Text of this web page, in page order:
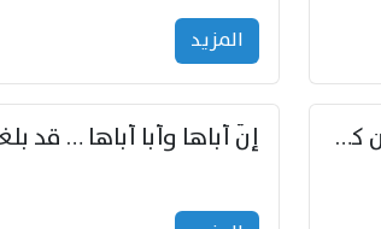
المزید
أفاطم مهلا بعض هذا التدلل … وإن كنت قد أزمعت صرمي فأجملي